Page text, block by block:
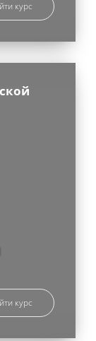
курс
курс